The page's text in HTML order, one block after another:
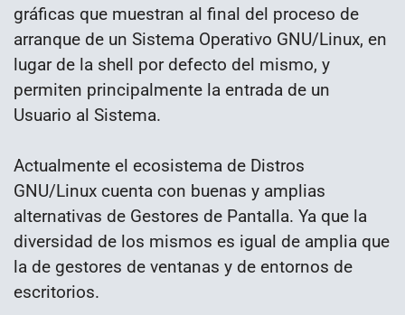
gráficas que muestran al final del proceso de
arranque de un Sistema Operativo GNU/Linux, en
lugar de la shell por defecto del mismo, y
permiten principalmente la entrada de un
Usuario al Sistema.
Actualmente el ecosistema de Distros
GNU/Linux cuenta con buenas y amplias
alternativas de Gestores de Pantalla. Ya que la
diversidad de los mismos es igual de amplia que
la de gestores de ventanas y de entornos de
escritorios.